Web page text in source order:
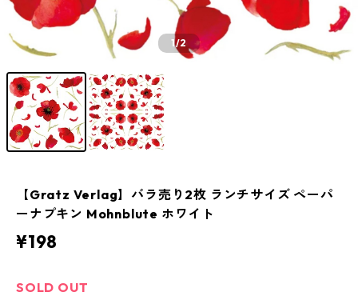
1/2
【Gratz Verlag】バラ売り2枚 ランチサイズ ペーパ
ーナプキン Mohnblute ホワイト
¥198
SOLD OUT